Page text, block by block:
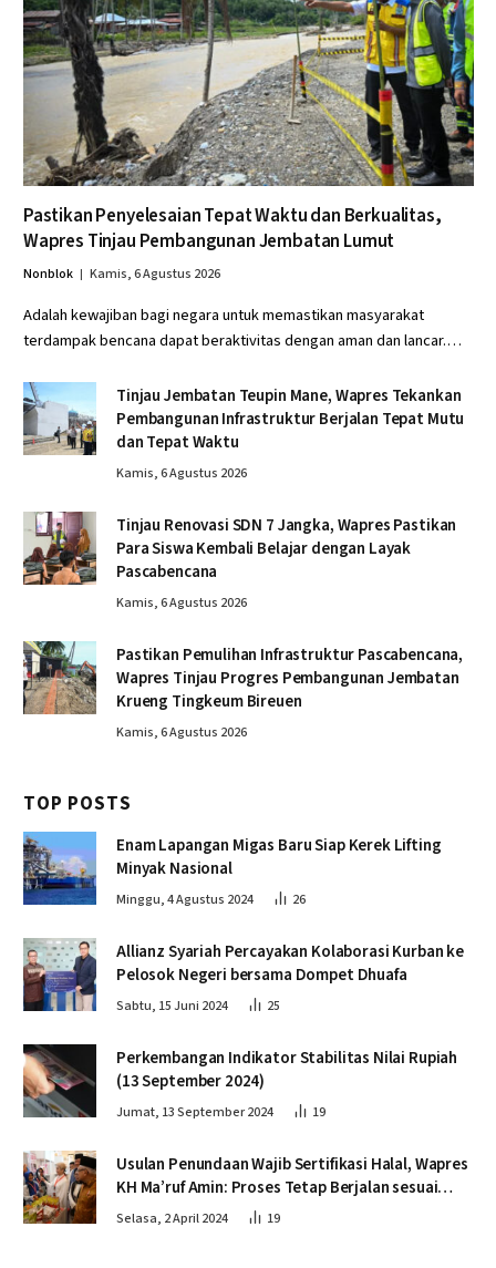
Pastikan Penyelesaian Tepat Waktu dan Berkualitas,
Wapres Tinjau Pembangunan Jembatan Lumut
Nonblok Kamis, 6 Agustus 2026
Adalah kewajiban bagi negara untuk memastikan masyarakat
terdampak bencana dapat beraktivitas dengan aman dan lancar.…
Tinjau Jembatan Teupin Mane, Wapres Tekankan
Pembangunan Infrastruktur Berjalan Tepat Mutu
dan Tepat Waktu
Kamis, 6 Agustus 2026
Tinjau Renovasi SDN 7 Jangka, Wapres Pastikan
Para Siswa Kembali Belajar dengan Layak
Pascabencana
Kamis, 6 Agustus 2026
Pastikan Pemulihan Infrastruktur Pascabencana,
Wapres Tinjau Progres Pembangunan Jembatan
Krueng Tingkeum Bireuen
Kamis, 6 Agustus 2026
TOP POSTS
Enam Lapangan Migas Baru Siap Kerek Lifting
Minyak Nasional
Minggu, 4 Agustus 2024 26
Allianz Syariah Percayakan Kolaborasi Kurban ke
Pelosok Negeri bersama Dompet Dhuafa
Sabtu, 15 Juni 2024 25
Perkembangan Indikator Stabilitas Nilai Rupiah
(13 September 2024)
Jumat, 13 September 2024 19
Usulan Penundaan Wajib Sertifikasi Halal, Wapres
KH Ma’ruf Amin: Proses Tetap Berjalan sesuai
Penahapan
Selasa, 2 April 2024 19